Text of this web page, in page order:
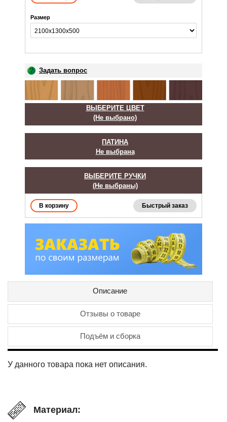
Размер
Задать вопрос
ВЫБЕРИТЕ ЦВЕТ
(Не выбрано)
ПАТИНА
Не выбрана
ВЫБЕРИТЕ РУЧКИ
(Не выбраны)
Быстрый заказ
Описание
Отзывы о товаре
Подъём и сборка
У данного товара пока нет описания.
Материал: